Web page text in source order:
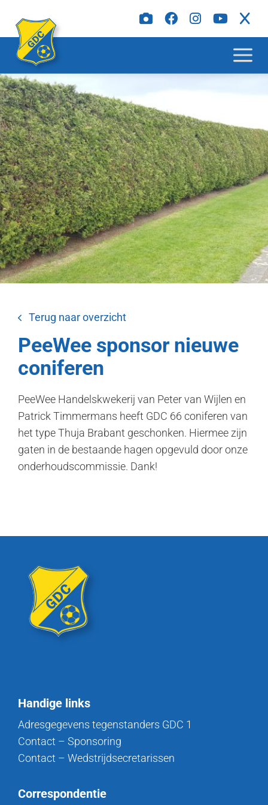
Terug naar overzicht
PeeWee sponsor nieuwe
coniferen
PeeWee Handelskwekerij van Peter van Wijlen en
Patrick Timmermans heeft GDC 66 coniferen van
het type Thuja Brabant geschonken. Hiermee zijn
gaten in de bestaande hagen opgevuld door onze
onderhoudscommissie. Dank!
Handige links
Adresgegevens tegenstanders GDC 1
Contact – Sponsoring
Contact – Wedstrijdsecretarissen
Correspondentie